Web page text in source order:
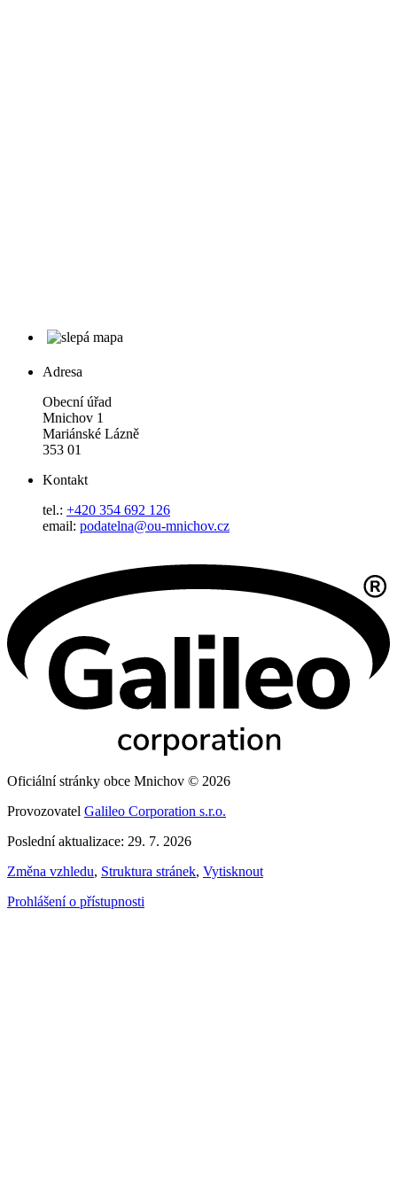
Adresa
Obecní úřad
Mnichov 1
Mariánské Lázně
353 01
Kontakt
tel.: +420 354 692 126
email: podatelna@ou-mnichov.cz
Oficiální stránky obce Mnichov © 2026
Provozovatel Galileo Corporation s.r.o.
Poslední aktualizace: 29. 7. 2026
Změna vzhledu, Struktura stránek, Vytisknout
Prohlášení o přístupnosti